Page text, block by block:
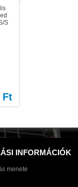
S
Ft
INFORMÁCIÓK
menete